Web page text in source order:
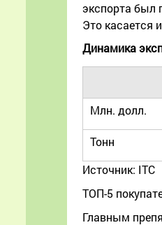
экспорта был
Это касается
Динамика
Млн. долл.
Тонн
Источник: ITC
ТОП-5
Главным